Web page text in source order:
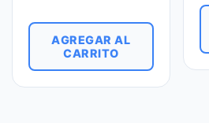
AGREGAR AL
CARRITO